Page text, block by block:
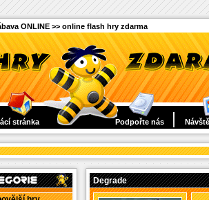
ONLINE >> online flash hry zdarma
stránka Podpořte nás
Degrade